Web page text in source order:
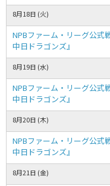
8月18日 (火)
NPBファーム・リーグ公式
中日ドラゴンズ』
8月19日 (水)
NPBファーム・リーグ公式
中日ドラゴンズ』
8月20日 (木)
NPBファーム・リーグ公式
中日ドラゴンズ』
8月21日 (金)